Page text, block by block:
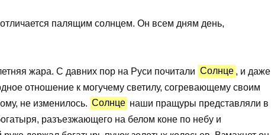
палящим солнцем. Он всем дням день,
жара. С давних пор на Руси почитали Солнце , и даже
отношение к могучему светилу, согревающему своим
не изменилось. Солнце наши пращуры представляли в
разъезжающего на белом коне по небу и